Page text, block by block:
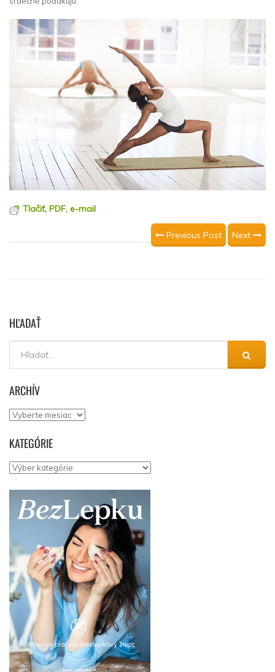
Tlačiť, PDF, e-mail
Previous Post Next
HĽADAŤ
ARCHÍV
Archív
KATEGÓRIE
Kategórie